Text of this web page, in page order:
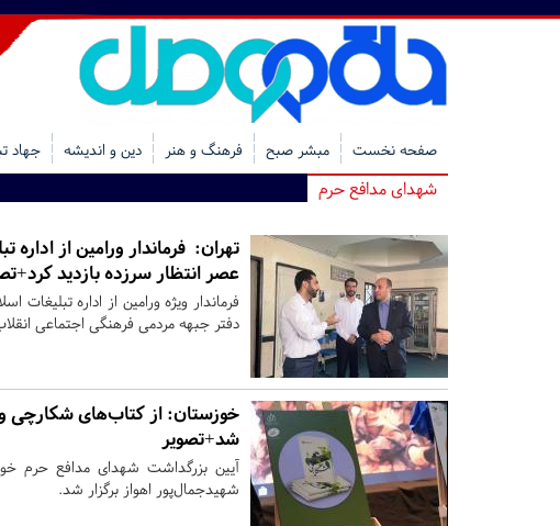
صفحه نخست مبشر صبح فرهنگ و هنر دین و اندیشه جهاد
شهدای مدافع حرم
تهران: فرماندار ورامین از
عصر انتظار سرزده بازدید
فرماندار ویژه ورامین از اداره
دفتر جبهه مردمی فرهنگی اجتماعی
خوزستان: از کتاب‌های شکارچی
شد+تصویر
آیین بزرگداشت شهدای مدافع حرم
شهیدجمال‌پور اهواز برگزار شد.